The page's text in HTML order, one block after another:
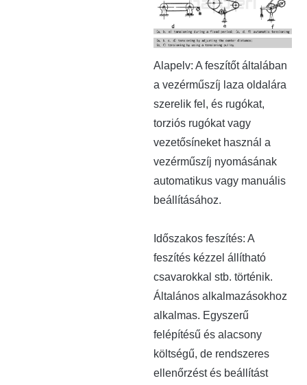
Alapelv: A feszítőt általában
a vezérműszíj laza oldalára
szerelik fel, és rugókat,
torziós rugókat vagy
vezetősíneket használ a
vezérműszíj nyomásának
automatikus vagy manuális
beállításához. ‌
‌Időszakos feszítés‌: A
feszítés kézzel állítható
csavarokkal stb. történik.
Általános alkalmazásokhoz
alkalmas. Egyszerű
felépítésű és alacsony
költségű, de rendszeres
ellenőrzést és beállítást